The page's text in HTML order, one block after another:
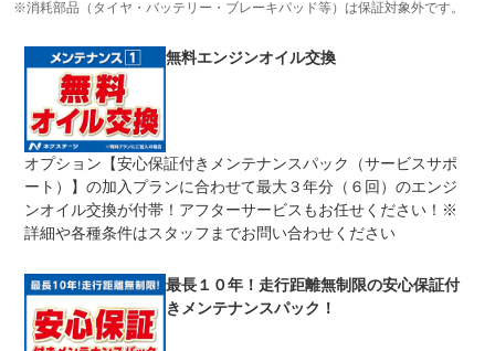
おける主要項目を無償修理（または交換）いたします。
修理回数 無制限
上限金額
車両本体価格
期間中は何度でも修理可能！修理金額は車両本体価格の１
００％までしっかり保証します。車両本体価格５０万円以
下の場合は５０万円まで保証します。
免責金
無し
保証修理の対象となる場合は、お客様の費用負担は一切ご
ざいません。
保証修理
全国のネクステージで受付可能！ご遠方でネクステージに
は、スタッフまでお気軽にお尋ねください。
法定整備
整備付 法定12ヶ月または法定24ヶ月点検整備付
※車検なし・車検整備付の場合は法定24ヶ月点検整備付
※商用車は6ヶ月または12ヶ月点検整備付
※消耗部品（タイヤ・バッテリー・ブレーキパッド等）は保証対象外です。
無料エンジンオイル交換
オプション【安心保証付きメンテナンスパック（サービスサポ
ート）】の加入プランに合わせて最大３年分（６回）のエンジ
ンオイル交換が付帯！アフターサービスもお任せください！※
詳細や各種条件はスタッフまでお問い合わせください
最長１０年！走行距離無制限の安心保証付
きメンテナンスパック！